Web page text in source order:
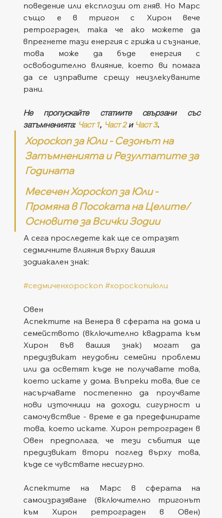
поведение или експлозии от гняв. Но Марс
също е в тригон с Хирон вече
ретрограден, така че ако можете да
впрегнете тази енергия с грижа и съзнание,
това може да бъде енергия с
освободително влияние, което ви помага
да се изправите срещу неизлекуваните
рани.
Не пропускайте статиите свързани със
затъмненията: Част 1, Част 2 и Част 3.
Хороскоп за Юли - Сезонът на
Затъмненията и Резултатите за
Годината
Месечен Хороскоп за Юли -
Промяна в Посоката на Целите/
Основите за Всички Зодии
А сега проследете как ще се отразят
седмичните влияния върху вашия
зодиакален знак:
#седмиченхороскоп #хороскопиюли
Овен
Аспектите на Венера в сферата на дома и
семейството (включително квадрата към
Хирон във вашия знак) могат да
предизвикат неудобни семейни проблеми
или да осветят къде не получавате това,
което искате у дома. Въпреки това, вие се
насърчавате постепенно да проучвате
нови източници на доходи, сигурност и
самочувствие - време е да предефинирате
това, което искате. Хирон ретрограден в
Овен предполага, че тези събития ще
предизвикат втори поглед върху това,
къде се чувствате несигурно.
Аспектите на Марс в сферата на
самоизразяване (включително тригонът
към Хирон ретрограден в Овен)